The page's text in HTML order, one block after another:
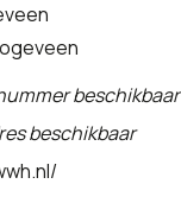
beschikbaar
beschikbaar